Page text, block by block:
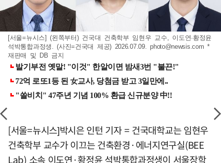
[서울=뉴시스] (왼쪽부터) 건국대 건축학부 임현우 교수, 이도연·황정윤
석박통합과정생. (사진=건국대 제공) 2026.07.09.photo@newsis.com *
재판매 및 DB 금지
[서울=뉴시스]박시은 인턴 기자 = 건국대학교는 임현우
건축학부 교수가 이끄는 건축환경·에너지연구실(BEE
Lab) 소속 이도연·황정윤 석박통합과정생이 서울장학